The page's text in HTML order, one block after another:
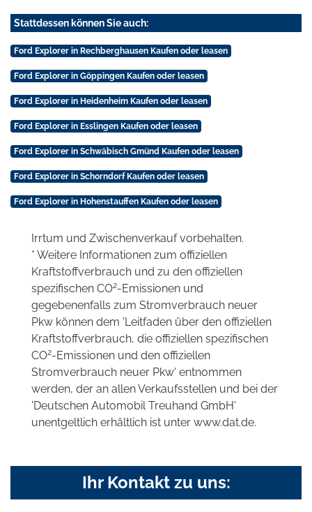
Stattdessen können Sie auch:
Ford Explorer in Rechberghausen Kaufen oder leasen
Ford Explorer in Göppingen Kaufen oder leasen
Ford Explorer in Heidenheim Kaufen oder leasen
Ford Explorer in Esslingen Kaufen oder leasen
Ford Explorer in Schwäbisch Gmünd Kaufen oder leasen
Ford Explorer in Schorndorf Kaufen oder leasen
Ford Explorer in Hohenstauffen Kaufen oder leasen
Irrtum und Zwischenverkauf vorbehalten.
* Weitere Informationen zum offiziellen
Kraftstoffverbrauch und zu den offiziellen
spezifischen CO2-Emissionen und
gegebenenfalls zum Stromverbrauch neuer
Pkw können dem 'Leitfaden über den offiziellen
Kraftstoffverbrauch, die offiziellen spezifischen
CO2-Emissionen und den offiziellen
Stromverbrauch neuer Pkw' entnommen
werden, der an allen Verkaufsstellen und bei der
'Deutschen Automobil Treuhand GmbH'
unentgeltlich erhältlich ist unter www.dat.de.
Ihr Kontakt zu uns: